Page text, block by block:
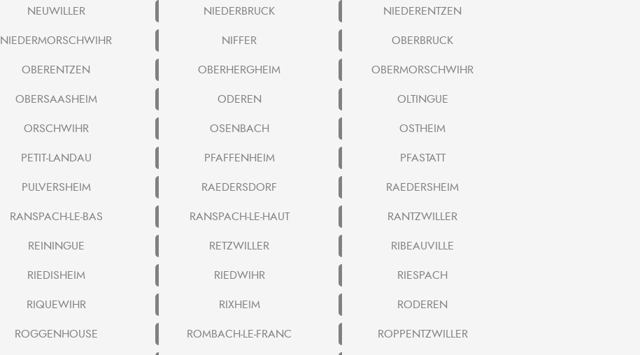
NEUWILLER NIEDERBRUCK
NIEDERENTZEN
NIEDERMORSCHWIHR NIFFER
OBERBRUCK
OBERENTZEN OBERHERGHEIM
OBERMORSCHWIHR
OBERSAASHEIM ODEREN
OLTINGUE
ORSCHWIHR OSENBACH
OSTHEIM
PETIT-LANDAU PFAFFENHEIM
PFASTATT
PULVERSHEIM RAEDERSDORF
RAEDERSHEIM
RANSPACH-LE-BAS RANSPACH-LE-HAUT
RANTZWILLER
REININGUE RETZWILLER
RIBEAUVILLE
RIEDISHEIM RIEDWIHR
RIESPACH
RIQUEWIHR RIXHEIM
RODEREN
ROGGENHOUSE ROMBACH-LE-FRANC
ROPPENTZWILLER